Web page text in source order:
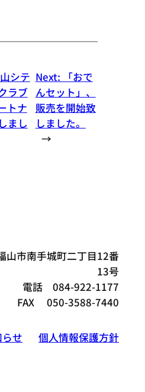
シテ
ラブ
トナ
まし
Next:
「おで
んセット」、
販売を開始致
しました。
→
山市南手城町二丁目12番
13号
電話 084-922-1177
FAX 050-3588-7440
せ 個人情報保護方針